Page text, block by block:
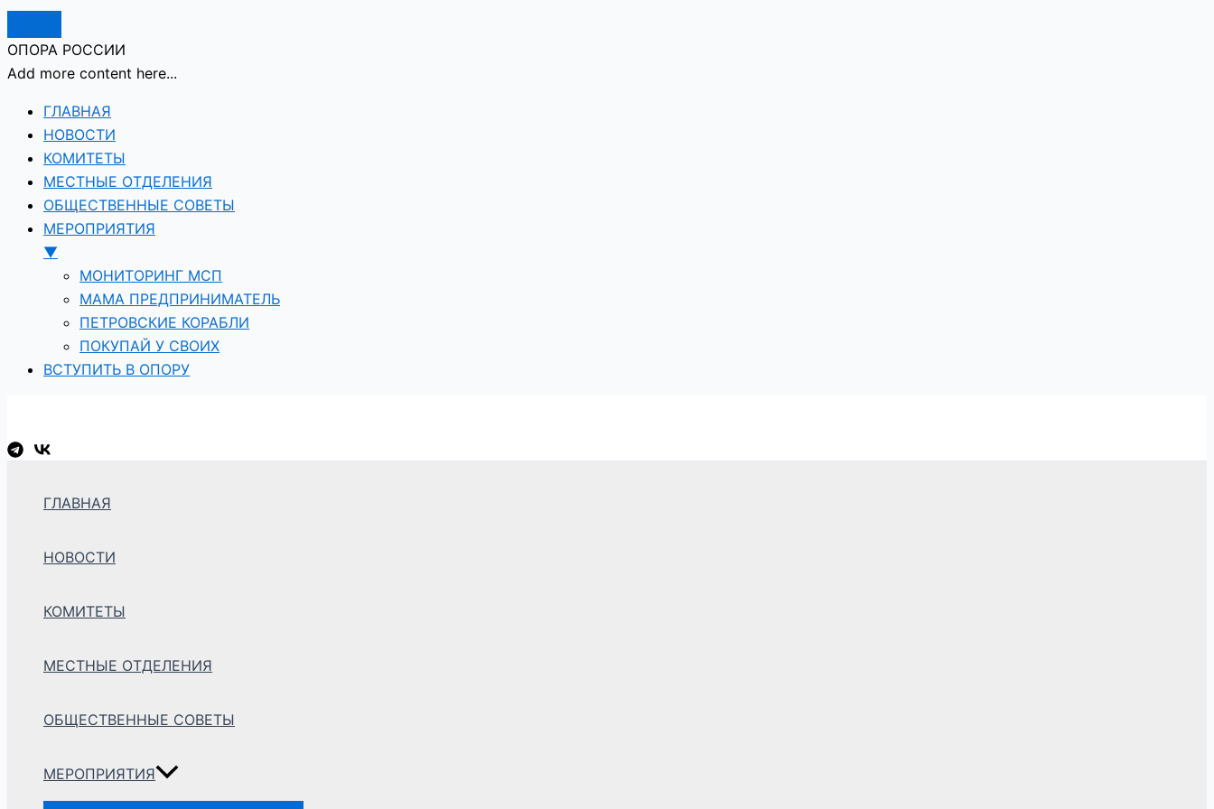
ОПОРА РОССИИ
Add more content here...
ГЛАВНАЯ
НОВОСТИ
КОМИТЕТЫ
МЕСТНЫЕ ОТДЕЛЕНИЯ
ОБЩЕСТВЕННЫЕ СОВЕТЫ
МЕРОПРИЯТИЯ
▼
МОНИТОРИНГ МСП
МАМА ПРЕДПРИНИМАТЕЛЬ
ПЕТРОВСКИЕ КОРАБЛИ
ПОКУПАЙ У СВОИХ
ВСТУПИТЬ В ОПОРУ
содержимому
ГЛАВНАЯ
НОВОСТИ
КОМИТЕТЫ
МЕСТНЫЕ ОТДЕЛЕНИЯ
ОБЩЕСТВЕННЫЕ СОВЕТЫ
МЕРОПРИЯТИЯ